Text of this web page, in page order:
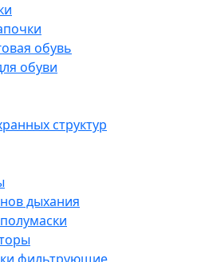
обувь
обуви
структур
дыхания